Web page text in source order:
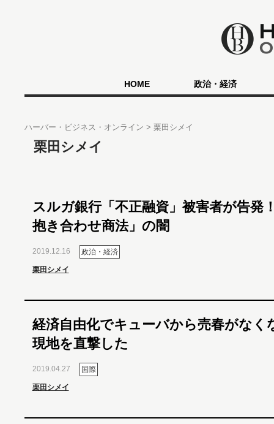
HOME 政治・経済
ハーバー・ビジネス・オンライン 栗田シメイ
栗田シメイ
スルガ銀行「不正融資」被害者が告発
抱き合わせ商法」の闇
2019.12.16 政治・経済
栗田シメイ
経済自由化でキューバから売春がな
現地を直撃した
2019.04.27 国際
栗田シメイ